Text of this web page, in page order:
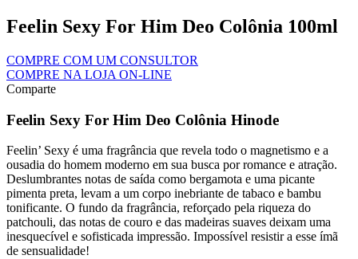
Feelin Sexy For Him Deo Colônia 100ml
COMPRE COM UM CONSULTOR
COMPRE NA LOJA ON-LINE
Comparte
Feelin Sexy For Him Deo Colônia Hinode
Feelin’ Sexy é uma fragrância que revela todo o magnetismo e a
ousadia do homem moderno em sua busca por romance e atração.
Deslumbrantes notas de saída como bergamota e uma picante
pimenta preta, levam a um corpo inebriante de tabaco e bambu
tonificante. O fundo da fragrância, reforçado pela riqueza do
patchouli, das notas de couro e das madeiras suaves deixam uma
inesquecível e sofisticada impressão. Impossível resistir a esse ímã
de sensualidade!